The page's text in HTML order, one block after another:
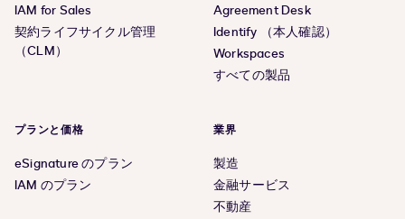
IAM for Sales
契約ライフサイクル管理
（CLM）
Agreement Desk
Identify （本人確認）
Workspaces
すべての製品
プランと価格
eSignature のプラン
IAM のプラン
業界
製造
金融サービス
不動産